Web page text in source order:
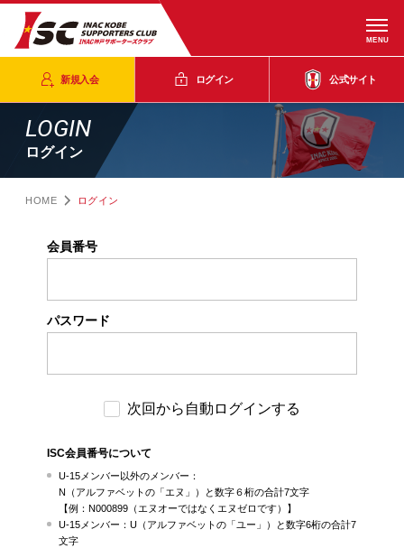
MENU
新規入会 ログイン 公式サイト
LOGIN
ログイン
HOME ログイン
会員番号
パスワード
次回から自動ログインする
ISC会員番号について
U-15メンバー以外のメンバー：
N（アルファベットの「エヌ」）と数字６桁の合計7文字
【例：N000899（エヌオーではなくエヌゼロです）】
U-15メンバー：U（アルファベットの「ユー」）と数字6桁の合計7
文字